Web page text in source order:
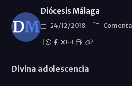
Diócesis Málaga
24/12/2018
X
Divina adolescencia